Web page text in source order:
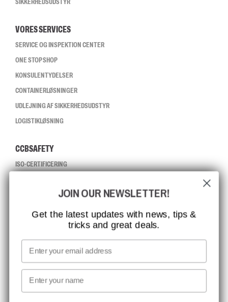
VORES SERVICES
SERVICE OG INSPEKTION CENTER
ONE STOP SHOP
KONSULENTYDELSER
CONTAINERLØSNINGER
UDLEJNING AF SIKKERHEDSUDSTYR
LOGISTIKLØSNING
CCBSAFETY
ISO-CERTIFICERING
MISSION, VISION OG VÆRDIER
KONTAKT
JOB HOS CCBSAFETY
MEDIA
VI TAGER ANSVAR
NYHEDSBREV TILMELDING
JOIN OUR NEWSLETTER!
Get the latest updates with news, tips &
tricks and great deals.
Email
First name